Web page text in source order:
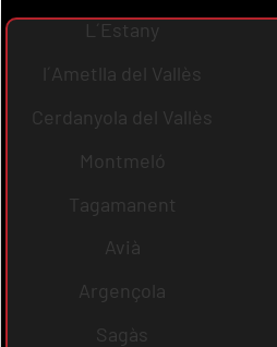
L´Estany
l´Ametlla del Vallès
Cerdanyola del Vallès
Montmeló
Tagamanent
Avià
Argençola
Sagàs